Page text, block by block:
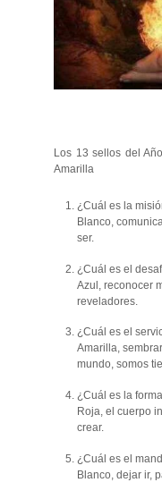
Los 13 sellos del
Amarilla
¿Cuál es la
Blanco,
ser.
¿Cuál es el
Azul, reconocer
reveladores.
¿Cuál es el
Amarilla,
mundo, somos
¿Cuál es la
Roja, el cuerpo
crear.
¿Cuál es el
Blanco, dejar ir,